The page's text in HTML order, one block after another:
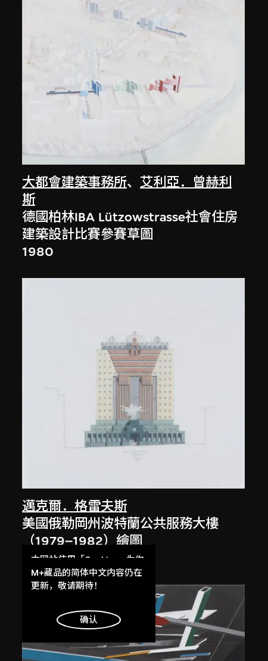
大都會建築事務所、艾利亞．曾赫利
斯
德國柏林IBA Lützowstrasse社會住房
建築設計比賽參賽草圖
1980
邁克爾．格雷夫斯
美國俄勒岡州波特蘭公共服務大樓
（1979–1982）繪圖
1980
本网站使用「Cookies」为你
提供最好的网站体验。
了解更多
明白
M+藏品的简体中文内容仍在
更新，敬请期待！
确认